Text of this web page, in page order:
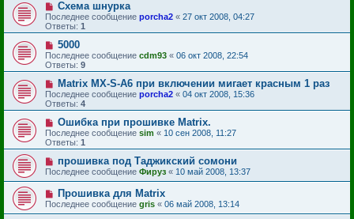
Схема шнурка
Последнее сообщение porcha2 « 27 окт 2008, 04:27
Ответы: 1
5000
Последнее сообщение cdm93 « 06 окт 2008, 22:54
Ответы: 9
Matrix MX-S-A6 при включении мигает красным 1 раз
Последнее сообщение porcha2 « 04 окт 2008, 15:36
Ответы: 4
Ошибка при прошивке Matrix.
Последнее сообщение sim « 10 сен 2008, 11:27
Ответы: 1
прошивка под Таджикский сомони
Последнее сообщение Фируз « 10 май 2008, 13:37
Прошивка для Matrix
Последнее сообщение gris « 06 май 2008, 13:14